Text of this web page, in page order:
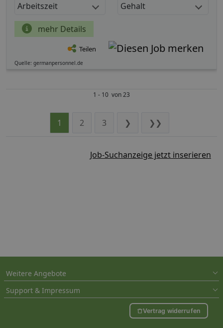
Arbeitszeit Gehalt
mehr Details
Teilen
Quelle: germanpersonnel.de
1 - 10 von 23
1 2 3 ❯ ❯❯
Job-Suchanzeige jetzt inserieren
Weitere Angebote
Support & Impressum
Vertrag widerrufen